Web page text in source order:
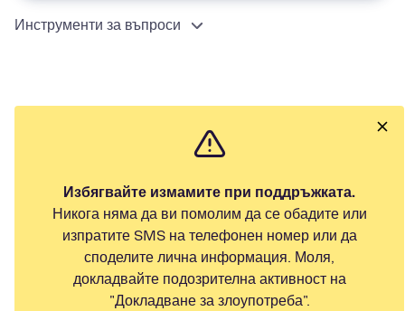
Инструменти за въпроси
Избягвайте измамите при поддръжката.
Никога няма да ви помолим да се обадите или
изпратите SMS на телефонен номер или да
споделите лична информация. Моля,
докладвайте подозрителна активност на
"Докладване за злоупотреба".